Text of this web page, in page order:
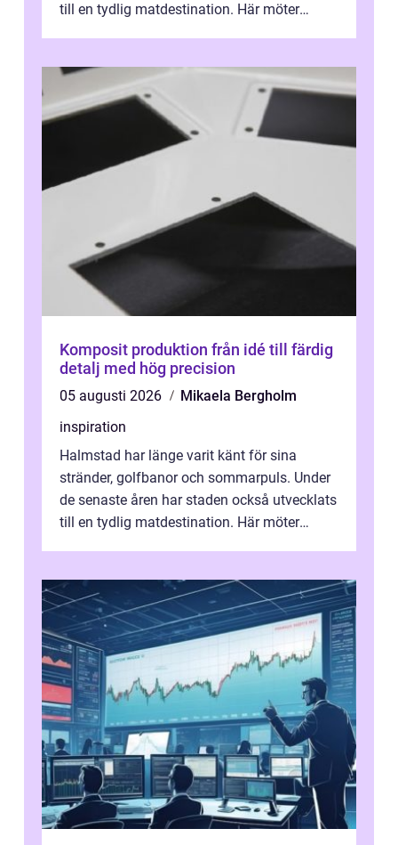
till en tydlig matdestination. Här möter
Komposit produktion från idé till färdig
detalj med hög precision
05 augusti 2026
Mikaela Bergholm
inspiration
Halmstad har länge varit känt för sina
stränder, golfbanor och sommarpuls. Under
de senaste åren har staden också utvecklats
till en tydlig matdestination. Här möter